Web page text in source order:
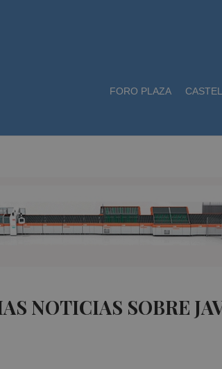
FORO PLAZA
NOTICIAS SOBRE